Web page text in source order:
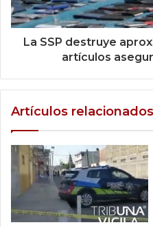
La SSP destruye
artículos
Artículos relacionados